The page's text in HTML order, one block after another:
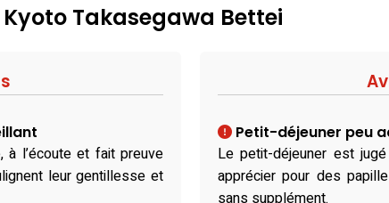
Takasegawa Bettei
l’écoute et fait preuve
leur gentillesse et
Petit-déjeuner peu
Le petit-déjeuner est
apprécier pour des
sans supplément.